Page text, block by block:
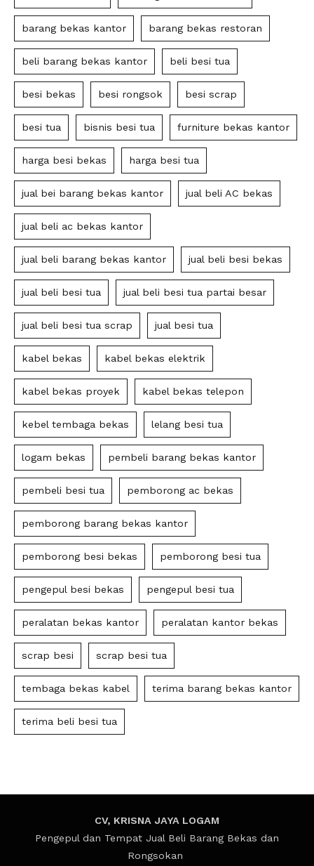
barang bekas kantor barang bekas restoran
beli barang bekas kantor beli besi tua
besi bekas besi rongsok besi scrap
besi tua bisnis besi tua furniture bekas kantor
harga besi bekas harga besi tua
jual bei barang bekas kantor jual beli AC bekas
jual beli ac bekas kantor
jual beli barang bekas kantor jual beli besi bekas
jual beli besi tua jual beli besi tua partai besar
jual beli besi tua scrap jual besi tua
kabel bekas kabel bekas elektrik
kabel bekas proyek kabel bekas telepon
kebel tembaga bekas lelang besi tua
logam bekas pembeli barang bekas kantor
pembeli besi tua pemborong ac bekas
pemborong barang bekas kantor
pemborong besi bekas pemborong besi tua
pengepul besi bekas pengepul besi tua
peralatan bekas kantor peralatan kantor bekas
scrap besi scrap besi tua
tembaga bekas kabel terima barang bekas kantor
terima beli besi tua
CV, KRISNA JAYA LOGAM
Pengepul dan Tempat Jual Beli Barang Bekas dan
Rongsokan